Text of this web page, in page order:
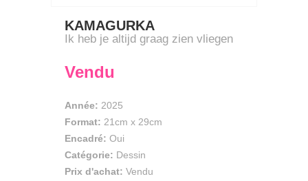
KAMAGURKA
Ik heb je altijd graag zien vliegen
Vendu
Année: 2025
Format: 21cm x 29cm
Encadré: Oui
Catégorie: Dessin
Prix d'achat: Vendu